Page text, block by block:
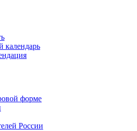
календарь
форме
России